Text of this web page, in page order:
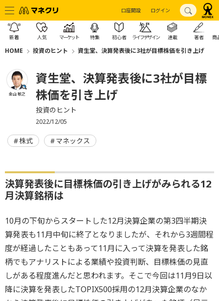
口座開設 ログイン
新着 人気 マーケット 特集 初心者 ライフデザイン 連載 著者 商
HOME 投資のヒント 資生堂、決算発表後に3社が目標株価を引き上げ
金山 敏之
資生堂、決算発表後に3社が目標
株価を引き上げ
投資のヒント
2022/12/05
株式 マネックス
決算発表後に目標株価の引き上げがみられる12
月決算銘柄は
10月の下旬からスタートした12月決算企業の第3四半期決
算発表も11月中旬に終了となりましたが、それから3週間程
度が経過したこともあって11月に入って決算を発表した銘
柄でもアナリストによる業績や投資判断、目標株価の見直
しがある程度進んだと思われます。そこで今回は11月9日以
降に決算を発表したTOPIX500採用の12月決算企業のなか